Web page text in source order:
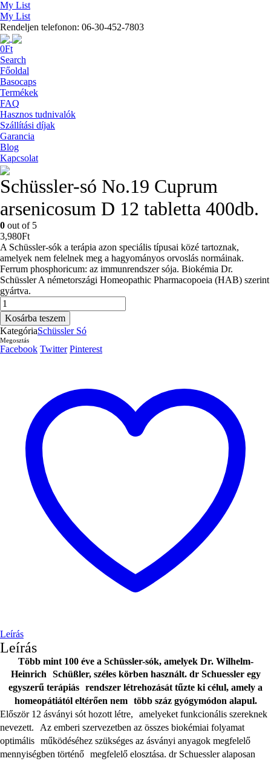
My List
My List
Rendeljen telefonon: 06-30-452-7803
0Ft
Search
Főoldal
Basocaps
Termékek
FAQ
Hasznos tudnivalók
Szállítási díjak
Garancia
Blog
Kapcsolat
Schüssler-só No.19 Cuprum
arsenicosum D 12 tabletta 400db.
0 out of 5
3,980Ft
A Schüssler-sók a terápia azon speciális típusai közé tartoznak,
amelyek nem felelnek meg a hagyományos orvoslás normáinak.
Ferrum phosphoricum: az immunrendszer sója. Biokémia Dr.
Schüssler A németországi Homeopathic Pharmacopoeia (HAB) szerint
gyártva.
Schüssler-
só
No.19
Cuprum
arsenicosum
D
Kosárba teszem
KategóriaSchüssler Só
Megosztás
Facebook Twitter Pinterest
Leírás
Leírás
Több mint 100 éve a Schüssler-sók, amelyek Dr. Wilhelm-
Heinrich Schüßler, széles körben használt. dr Schuessler egy
egyszerű terápiás rendszer létrehozását tűzte ki célul, amely a
homeopátiától eltérően nem több száz gyógymódon alapul.
Először 12 ásványi sót hozott létre, amelyeket funkcionális szereknek
nevezett. Az emberi szervezetben az összes biokémiai folyamat
optimális működéséhez szükséges az ásványi anyagok megfelelő
mennyiségben történő megfelelő elosztása. dr Schuessler alaposan